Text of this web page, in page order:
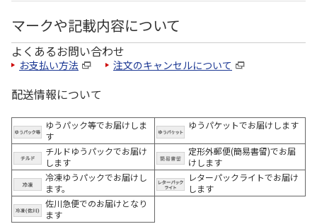
マークや記載内容について
よくあるお問い合わせ
お支払い方法 注文のキャンセルについて
配送情報について
ゆうパック等でお届けしま
す
ゆうパケットでお届けします
チルドゆうパックでお届け
します
定形外郵便(簡易書留)でお届
けします
冷凍ゆうパックでお届けし
ます。
レターパックライトでお届け
します
佐川急便でのお届けとなり
ます